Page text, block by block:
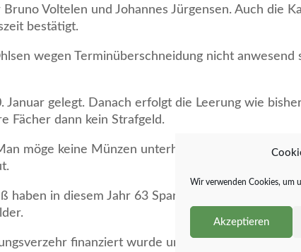
Wir verwenden Cookies, um
Akzeptieren
Voltelen und Johannes Jürgensen. Auch die
bestätigt.
wegen Terminüberschneidung nicht anwesend
gelegt. Danach erfolgt die Leerung wie
Fächer dann kein Strafgeld.
möge keine Münzen unterhalb von 50 Cent in
in diesem Jahr 63 Sparer 29.183 Euro
finanziert wurde und die Preise für einen